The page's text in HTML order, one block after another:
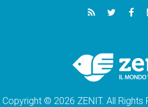
Copyright © 2026 ZENIT. All